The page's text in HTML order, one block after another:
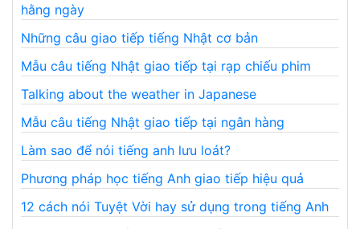
hằng ngày
Những câu giao tiếp tiếng Nhật cơ bản
Mẫu câu tiếng Nhật giao tiếp tại rạp chiếu phim
Talking about the weather in Japanese
Mẫu câu tiếng Nhật giao tiếp tại ngân hàng
Làm sao để nói tiếng anh lưu loát?
Phương pháp học tiếng Anh giao tiếp hiệu quả
12 cách nói Tuyệt Vời hay sử dụng trong tiếng Anh